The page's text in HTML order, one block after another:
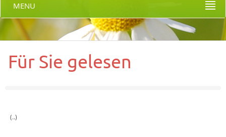
MENU
Für Sie gelesen
(..)